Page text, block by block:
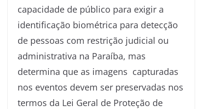
capacidade de público para exigir a
identificação biométrica para detecção
de pessoas com restrição judicial ou
administrativa na Paraíba, mas
determina que as imagens capturadas
nos eventos devem ser preservadas nos
termos da Lei Geral de Proteção de